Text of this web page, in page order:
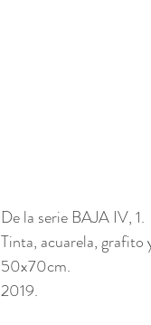
De la serie BAJA IV, 1.
Tinta, acuarela, grafito
50x70cm.
2019.